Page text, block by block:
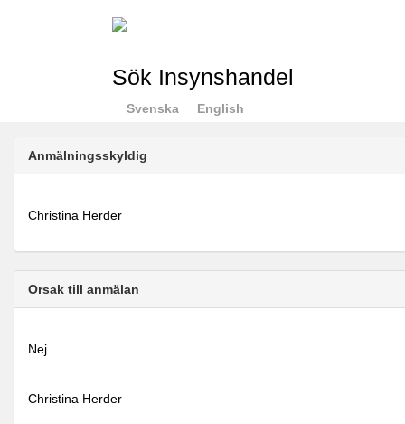
Sök Insynshandel
Svenska English
Anmälningsskyldig
Christina Herder
Orsak till anmälan
Nej
Christina Herder